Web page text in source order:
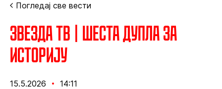
Погледај све вести
Звезда ТВ | Шеста дупла за
историју
15.5.2026 14:11